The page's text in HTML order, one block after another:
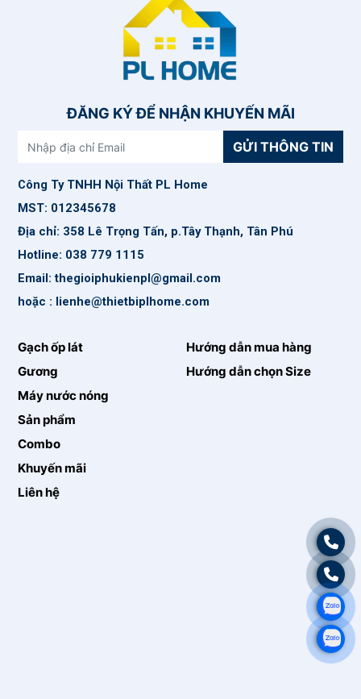
ĐĂNG KÝ ĐỂ NHẬN KHUYẾN MÃI
GỬI THÔNG TIN
Công Ty TNHH Nội Thất PL Home
MST: 012345678
Địa chỉ: 358 Lê Trọng Tấn, p.Tây Thạnh, Tân Phú
Hotline: 038 779 1115
Email: thegioiphukienpl@gmail.com
hoặc : lienhe@thietbiplhome.com
Gạch ốp lát
Gương
Máy nước nóng
Sản phẩm
Combo
Khuyến mãi
Liên hệ
Hướng dẫn mua hàng
Hướng dẫn chọn Size